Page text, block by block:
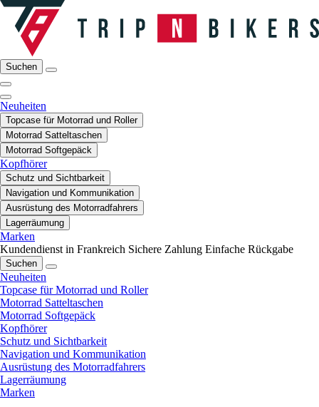
Suchen
Neuheiten
Topcase für Motorrad und Roller
Motorrad Satteltaschen
Motorrad Softgepäck
Kopfhörer
Schutz und Sichtbarkeit
Navigation und Kommunikation
Ausrüstung des Motorradfahrers
Lagerräumung
Marken
Kundendienst in Frankreich Sichere Zahlung Einfache Rückgabe
Suchen
Neuheiten
Topcase für Motorrad und Roller
Motorrad Satteltaschen
Motorrad Softgepäck
Kopfhörer
Schutz und Sichtbarkeit
Navigation und Kommunikation
Ausrüstung des Motorradfahrers
Lagerräumung
Marken